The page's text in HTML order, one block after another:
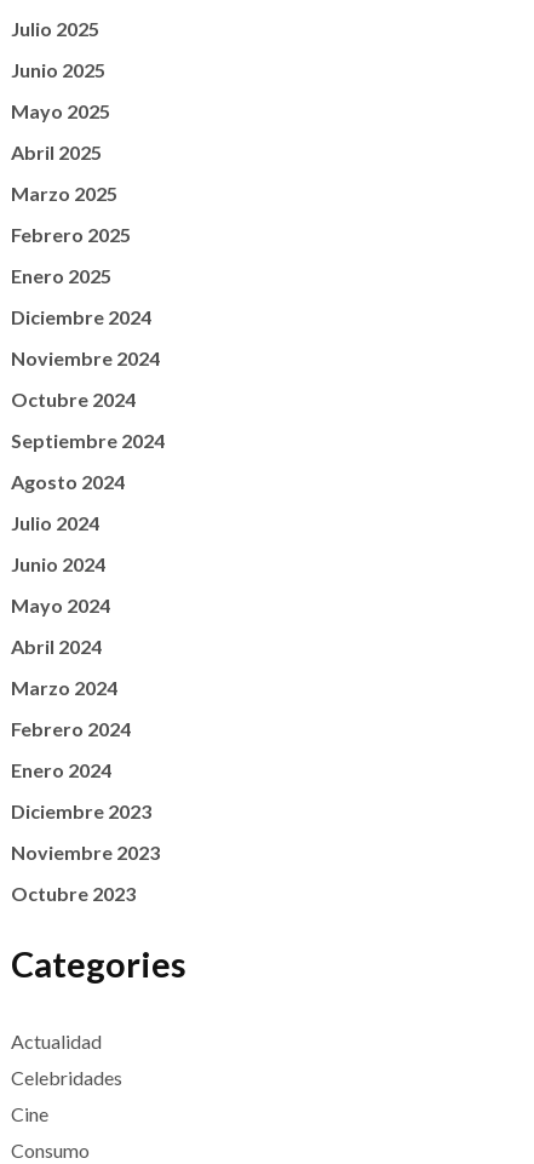
Julio 2025
Junio 2025
Mayo 2025
Abril 2025
Marzo 2025
Febrero 2025
Enero 2025
Diciembre 2024
Noviembre 2024
Octubre 2024
Septiembre 2024
Agosto 2024
Julio 2024
Junio 2024
Mayo 2024
Abril 2024
Marzo 2024
Febrero 2024
Enero 2024
Diciembre 2023
Noviembre 2023
Octubre 2023
Categories
Actualidad
Celebridades
Cine
Consumo